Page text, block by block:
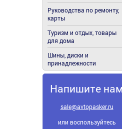
Руководства по ремонту,
карты
Туризм и отдых, товары
для дома
Шины, диски и
принадлежности
Напишите нам
sale@avtopasker.ru
или воспользуйтесь